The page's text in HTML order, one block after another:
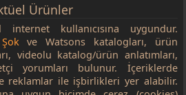
Ürünler
kullanıcısına uygundur.
Şok ve Watsons katalogları, ürün
videolu katalog/ürün anlatımları,
yorumları bulunur. İçeriklerde
reklamlar ile işbirlikleri yer alabilir.